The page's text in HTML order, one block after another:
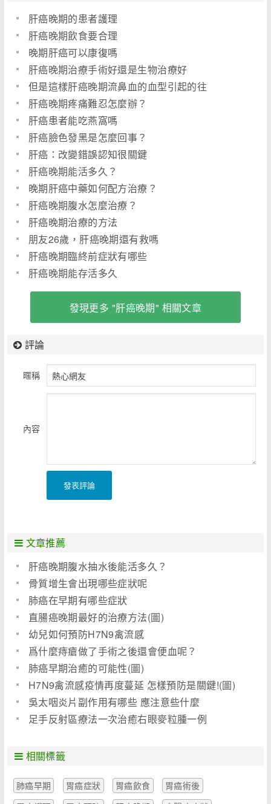
肝癌晚期的患者護理
肝癌晚期飲食要合理
晚期肝癌可以康復嗎
肝癌晚期治療手術好還是生物治療好
但是這樣肝癌晚期流鼻血的血型引起的往
肝癌晚期疼痛難忍怎麼辦？
肝癌患者能吃燕窩嗎
肝癌臉色發黑是怎麼回事？
肝癌：改變錯誤認知很關鍵
肝癌晚期能活多久？
晚期肝癌中藥如何配方治療？
肝癌晚期腹水怎麼治療？
肝癌晚期治療的方法
朋友26歲，肝癌晚期還有救嗎
肝癌晚期臨終前症狀有哪些
肝癌晚期能存活多久
發現更多 "肝癌晚期" 相關文章
評論
暱稱
內容
發表評論
文章推薦
肝癌晚期腹水抽水後能活多久？
骨質增生會出現哪些症狀呢
肺癌在早期有哪些症狀
直腸癌晚期最好的治療方法(圖)
幼兒如何預防H7N9禽流感
爲什麼痔瘡做了手術之後還會便血呢？
肺癌早期治癒的可能性(圖)
H7N9禽流感疫情再度蔓延 怎樣預防是關鍵!(圖)
吳太咽炎片副作用有哪些 應注意些什麼
足手反射區療法一次治癒右眼麥粒腫一例
相關標籤
肺癌早期 胃癌症狀 胃癌飲食
胃癌術後